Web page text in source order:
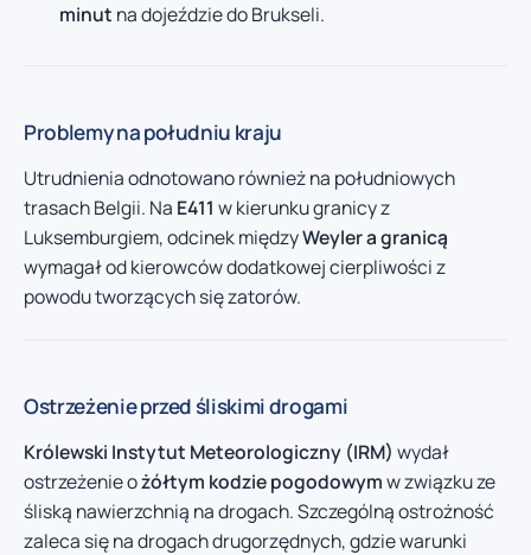
minut na dojeździe do Brukseli.
Problemy na południu kraju
Utrudnienia odnotowano również na południowych
trasach Belgii. Na E411 w kierunku granicy z
Luksemburgiem, odcinek międzyWeyler a granicą
wymagał od kierowców dodatkowej cierpliwości z
powodu tworzących się zatorów.
Ostrzeżenie przed śliskimi drogami
Królewski Instytut Meteorologiczny (IRM) wydał
ostrzeżenie ożółtym kodzie pogodowymw związku ze
śliską nawierzchnią na drogach. Szczególną ostrożność
zaleca się na drogach drugorzędnych, gdzie warunki